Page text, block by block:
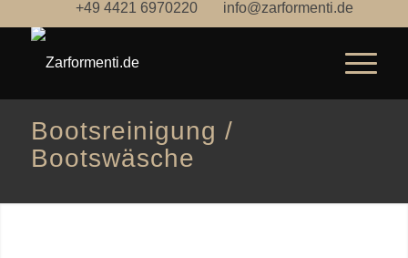
+49 4421 6970220 info@zarformenti.de
Bootsreinigung /
Bootswäsche